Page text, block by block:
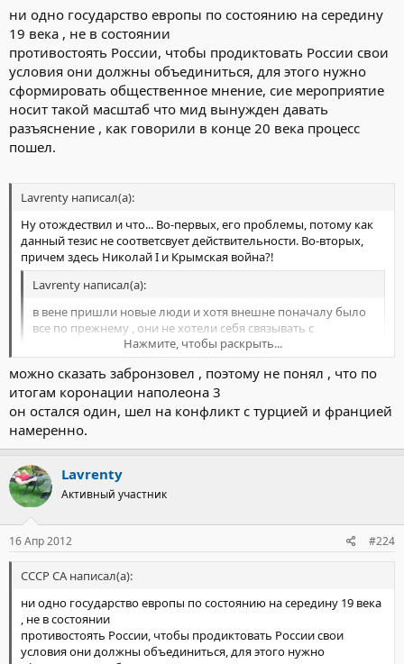
ни одно государство европы по состоянию на середину
19 века , не в состоянии
противостоять России, чтобы продиктовать России свои
условия они должны объединиться, для этого нужно
сформировать общественное мнение, сие мероприятие
носит такой масштаб что мид вынужден давать
разъяснение , как говорили в конце 20 века процесс
пошел.
Lavrenty написал(а):
Ну отождествил и что... Во-первых, его проблемы, потому как
данный тезис не соответсвует действительности. Во-вторых,
причем здесь Николай I и Крымская война?!
Lavrenty написал(а):
в вене пришли новые люди и хотя внешне поначалу было
все по прежнему , они не хотели себя связывать с
Lavrenty написал(а):
СССР СА писал(а):
«Государь произвел на меня тяжелое впечатление, —
говорил он окружающим57; — знаете, что он сильно
Действительно, возгордился..
Нажмите, чтобы раскрыть...
можно сказать забронзовел , поэтому не понял , что по
итогам коронации наполеона 3
он остался один, шел на конфликт с турцией и францией
намеренно.
Lavrenty
Активный участник
16 Апр 2012 #224
СССР СА написал(а):
ни одно государство европы по состоянию на середину 19 века
, не в состоянии
противостоять России, чтобы продиктовать России свои
условия они должны объединиться, для этого нужно